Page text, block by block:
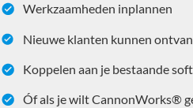
Werkzaamheden inplannen
Nieuwe klanten kunnen
Koppelen aan je bestaande
Óf als je wilt CannonWorks®